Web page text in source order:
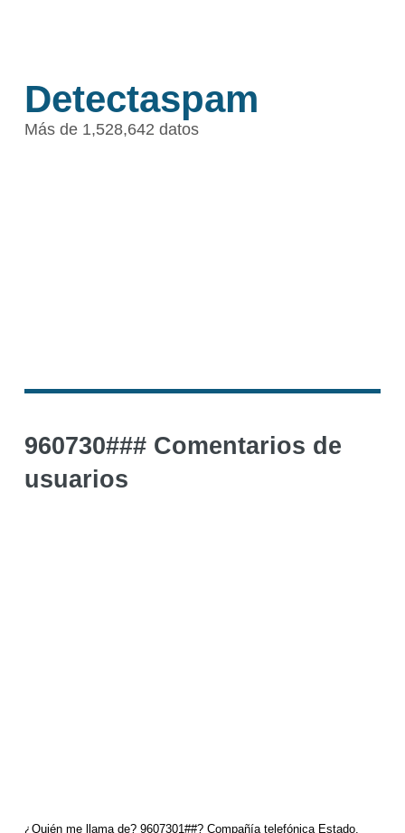
Detectaspam
Más de 1,528,642 datos
960730### Comentarios de
usuarios
¿Quién me llama de? 9607301##? Compañía telefónica Estado.